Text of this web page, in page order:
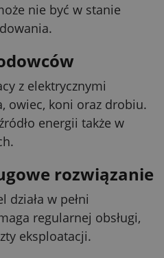
nie być w stanie
z elektrycznymi
owiec, koni oraz drobiu.
energii także w
rozwiązanie
w pełni
regularnej obsługi,
eksploatacji.